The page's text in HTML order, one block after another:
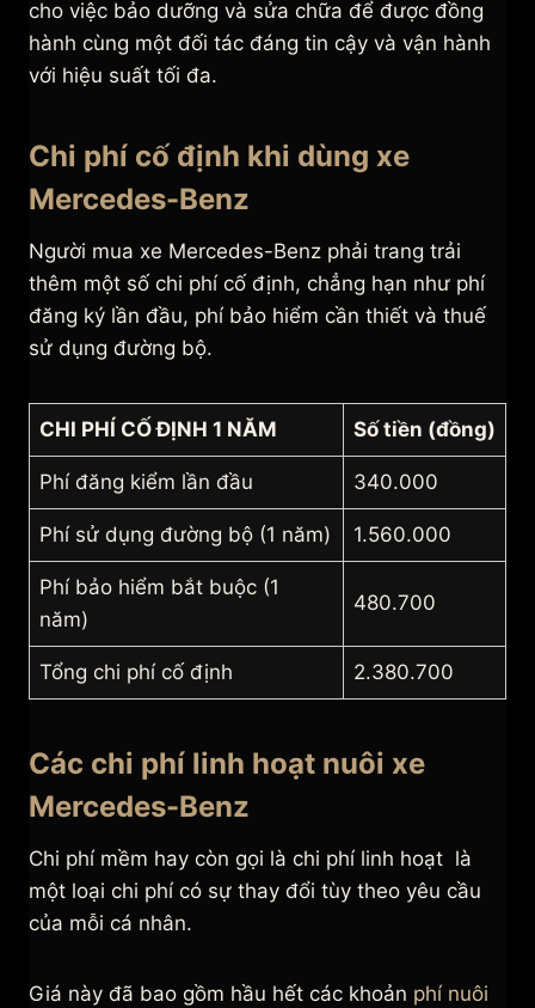
cho việc bảo dưỡng và sửa chữa để được đồng
hành cùng một đối tác đáng tin cậy và vận hành
với hiệu suất tối đa.
Chi phí cố định khi dùng xe
Mercedes-Benz
Người mua xe Mercedes-Benz phải trang trải
thêm một số chi phí cố định, chẳng hạn như phí
đăng ký lần đầu, phí bảo hiểm cần thiết và thuế
sử dụng đường bộ.
CHI PHÍ CỐ ĐỊNH 1 NĂM Số tiền (đồng)
Phí đăng kiểm lần đầu 340.000
Phí sử dụng đường bộ (1 năm) 1.560.000
Phí bảo hiểm bắt buộc (1
năm)
480.700
Tổng chi phí cố định 2.380.700
Các chi phí linh hoạt nuôi xe
Mercedes-Benz
Chi phí mềm hay còn gọi là chi phí linh hoạt là
một loại chi phí có sự thay đổi tùy theo yêu cầu
của mỗi cá nhân.
Giá này đã bao gồm hầu hết các khoản phí nuôi